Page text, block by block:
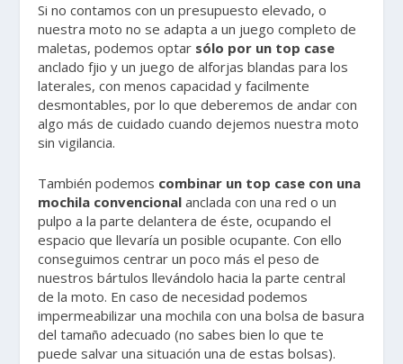
Si no contamos con un presupuesto elevado, o
nuestra moto no se adapta a un juego completo de
maletas, podemos optar sólo por un top case
anclado fjio y un juego de alforjas blandas para los
laterales, con menos capacidad y facilmente
desmontables, por lo que deberemos de andar con
algo más de cuidado cuando dejemos nuestra moto
sin vigilancia.
También podemos combinar un top case con una
mochila convencional anclada con una red o un
pulpo a la parte delantera de éste, ocupando el
espacio que llevaría un posible ocupante. Con ello
conseguimos centrar un poco más el peso de
nuestros bártulos llevándolo hacia la parte central
de la moto. En caso de necesidad podemos
impermeabilizar una mochila con una bolsa de basura
del tamaño adecuado (no sabes bien lo que te
puede salvar una situación una de estas bolsas).